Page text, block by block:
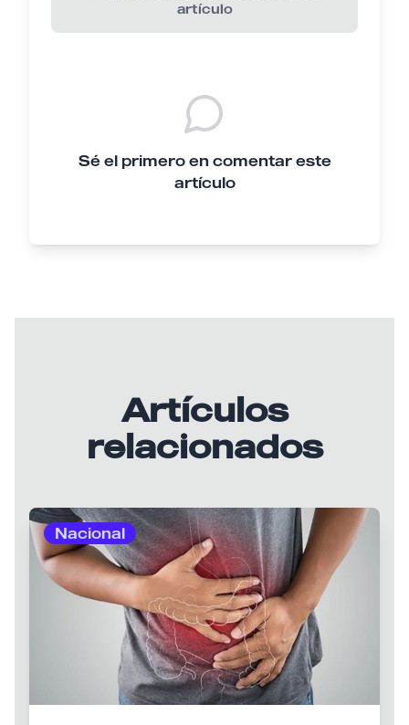
artículo
Sé el primero en comentar este
artículo
Artículos
relacionados
Nacional